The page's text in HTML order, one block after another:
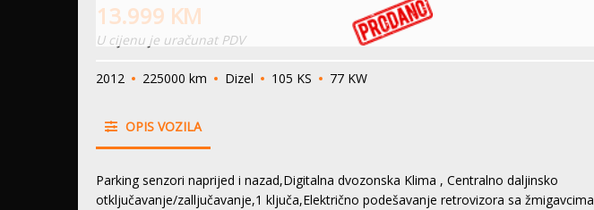
13.999 KM
U cijenu je uračunat PDV
2012 225000 km Dizel 105 KS 77 KW
OPIS VOZILA
Parking senzori naprijed i nazad,Digitalna dvozonska Klima , Centralno daljinsko
otključavanje/zalljučavanje,1 ključa,Električno podešavanje retrovizora sa žmigavcima